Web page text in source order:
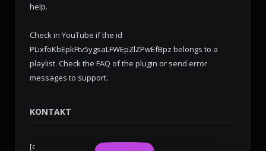
help.
Check in YouTube if the id
PLixfoKbEpkFtv5ygsaLFWEpZlZPwEfBpz belongs to a
playlist. Check the FAQ of the plugin or send error
messages to support.
KONTAKT
[contact-form-7 id="276" title="Kontaktformular 1"]